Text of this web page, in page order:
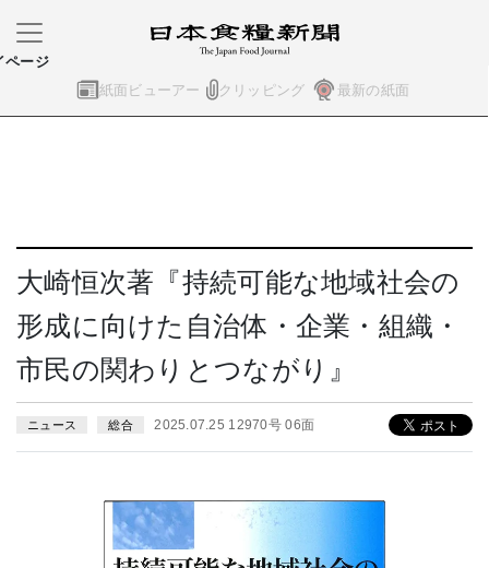
紙面ビューアー クリッピング 最新の紙面
ページ
大崎恒次著『持続可能な地域社会の
形成に向けた自治体・企業・組織・
市民の関わりとつながり』
ニュース 総合 2025.07.25 12970号 06面